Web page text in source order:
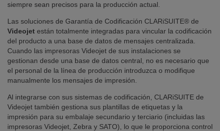
siempre sean precisos para la producción actual.
Las soluciones de Garantía de Codificación CLARiSUITE® de
Videojet están totalmente integradas para vincular la codificación
del producto a una base de datos de mensajes centralizada.
Cuando las impresoras Videojet de sus instalaciones se
gestionan desde una base de datos central, no es necesario que
el personal de la línea de producción introduzca o modifique
manualmente los mensajes de impresión.
Al integrarse con sus sistemas de codificación, CLARiSUITE de
Videojet también gestiona sus plantillas de etiquetas y la
impresión para su embalaje secundario y terciario (incluidas las
impresoras Videojet, Zebra y SATO), lo que le proporciona control